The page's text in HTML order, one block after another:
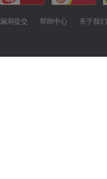
漏洞提交 帮助中心 关于我们